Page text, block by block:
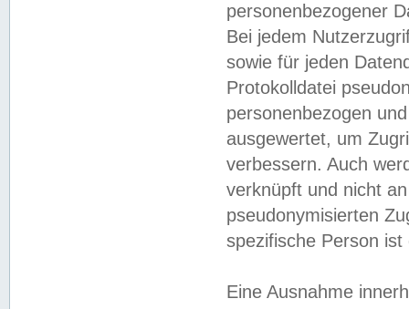
personenbezogener
Bei jedem
sowie für jeden
Protokolldatei
personenbezogen
ausgewertet, um
verbessern. Auch
verknüpft und nicht
pseudonymisierten
spezifische Person
Eine Ausnahme